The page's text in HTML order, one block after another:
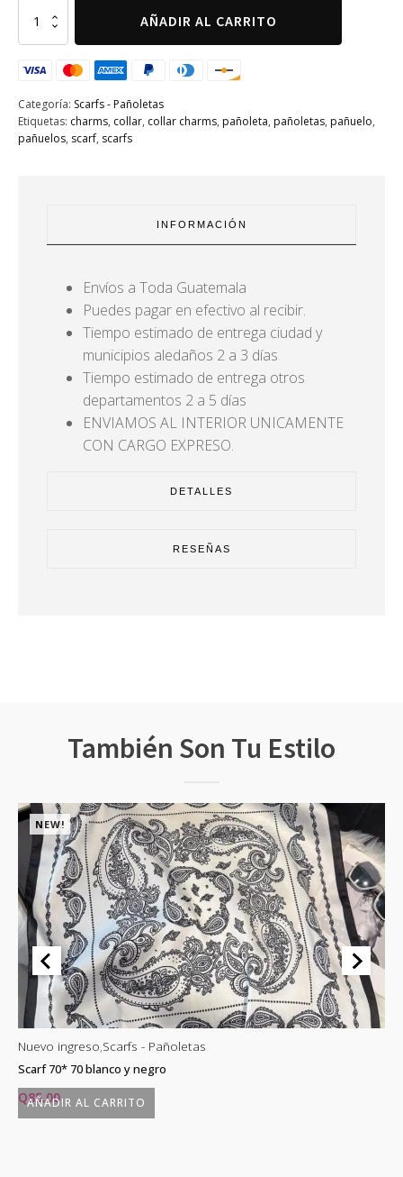
90*90
azul
cantidad
AÑADIR AL CARRITO
Categoría: Scarfs - Pañoletas
Etiquetas: charms, collar, collar charms, pañoleta, pañoletas, pañuelo,
pañuelos, scarf, scarfs
INFORMACIÓN
Envíos a Toda Guatemala
Puedes pagar en efectivo al recibir.
Tiempo estimado de entrega ciudad y
municipios aledaños 2 a 3 días
Tiempo estimado de entrega otros
departamentos 2 a 5 días
ENVIAMOS AL INTERIOR UNICAMENTE
CON CARGO EXPRESO.
DETALLES
RESEÑAS
También Son Tu Estilo
NEW!
AÑADIR AL CARRITO
Nuevo ingreso,Scarfs - Pañoletas
Scarf 70* 70 blanco y negro
Q85.00